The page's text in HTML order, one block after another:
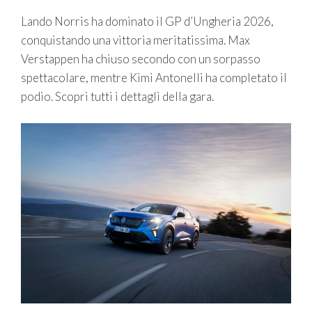
Lando Norris ha dominato il GP d’Ungheria 2026,
conquistando una vittoria meritatissima. Max
Verstappen ha chiuso secondo con un sorpasso
spettacolare, mentre Kimi Antonelli ha completato il
podio. Scopri tutti i dettagli della gara.